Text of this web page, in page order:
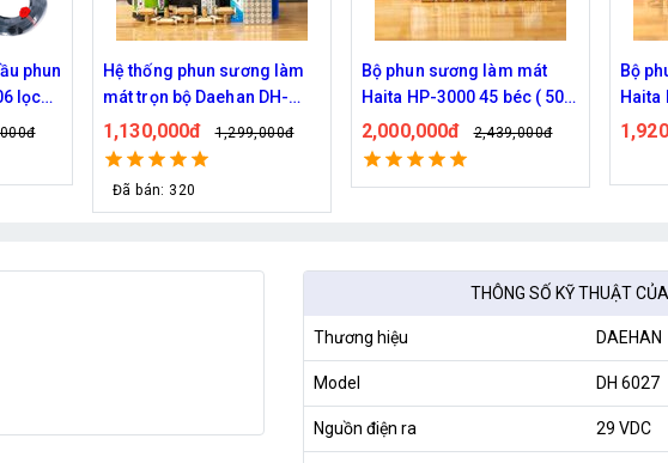
làm
Bộ phun sương làm mát
Haita HP-3000 45 béc ( 50M
dây )
2,000,000đ 2,439,000đ
Bộ phun sương làm mát
Haita HP-3000 40 béc ( 40M
dây )
1,920,000đ 2,149,000đ
Hệ
HP-
Đã
THÔNG SỐ KỸ THUẬT
Thương hiệu DAEHAN
Model DH 6027
Nguồn điện ra 29 VDC